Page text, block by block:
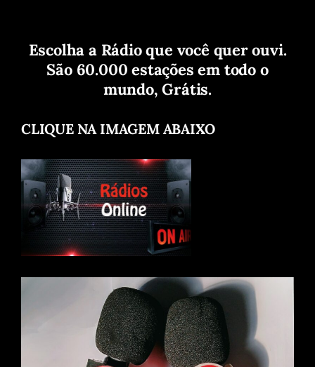
Escolha a Rádio que você quer ouvi.
São 60.000 estações em todo o
mundo, Grátis.
CLIQUE NA IMAGEM ABAIXO